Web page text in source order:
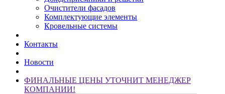
Очистители фасадов
Комплектующие элементы
Кровельные системы
Контакты
Новости
ФИНАЛЬНЫЕ ЦЕНЫ УТОЧНИТ МЕНЕДЖЕР
КОМПАНИИ!